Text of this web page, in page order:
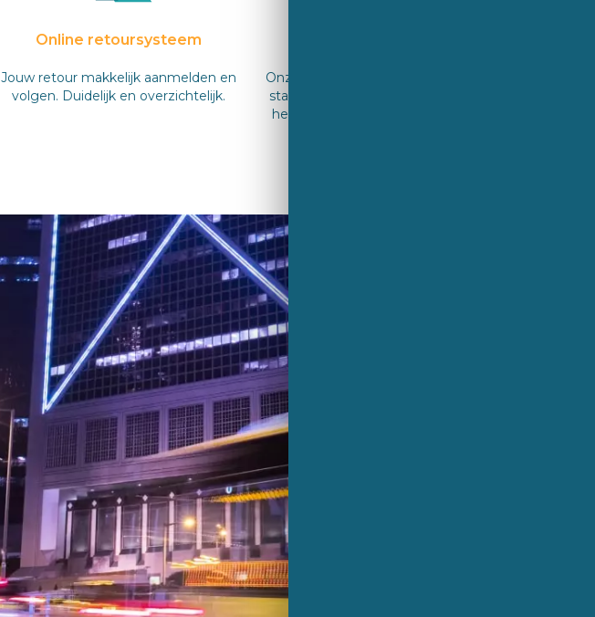
Online retoursysteem
Jouw retour makkelijk aanmelden en
volgen. Duidelijk en overzichtelijk.
Onze lokale binnendienst medewerkers
staan voor je klaar wanneer je ze nodig
hebt. Bij Sekurit Service staat de klant